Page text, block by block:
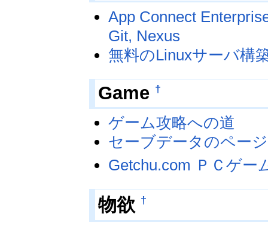
App Connect
Git, Nexus
無料のLinuxサーバ構
Game †
ゲーム攻略への道
セーブデータのページ
Getchu.com ＰＣゲー
物欲 †